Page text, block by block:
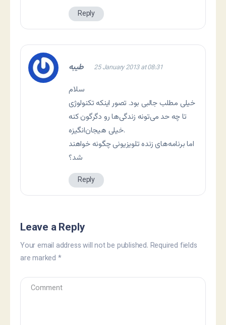
Reply
طیبه 25 January 2013 at 08:31
سلام
خیلی مطلب جالبی بود. تصور اینکه تکنولوژی
تا چه حد می‌تونه زندگی‌ها رو دگرگون کنه
خیلی هیجان‌انگیزه.
اما برنامه‌های زنده تلویزیونی چگونه خواهند
شد؟
Reply
Leave a Reply
Your email address will not be published. Required fields
are marked *